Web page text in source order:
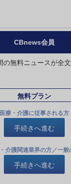
CBnews会員
の無料ニュースが全
無料プラン
医療・介護に従事される方
手続きへ進む
介護関連業界の方／一般
手続きへ進む